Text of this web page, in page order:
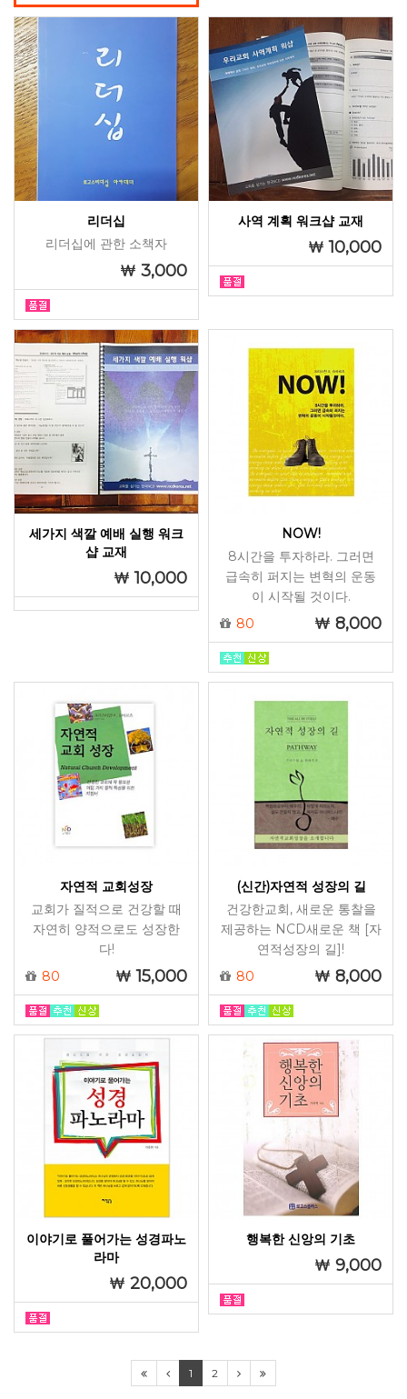
리더십
리더십에 관한 소책자
3,000
사역 계획 워크샵 교재
10,000
세가지 색깔 예배 실행 워크
샵 교재
10,000
NOW!
8시간을 투자하라. 그러면
급속히 퍼지는 변혁의 운동
이 시작될 것이다.
80
8,000
자연적 교회성장
교회가 질적으로 건강할 때
자연히 양적으로도 성장한
다!
80
15,000
(신간)자연적 성장의 길
건강한교회, 새로운 통찰을
제공하는 NCD새로운 책 [자
연적성장의 길]!
80
8,000
이야기로 풀어가는 성경파노
라마
20,000
행복한 신앙의 기초
9,000
1 2